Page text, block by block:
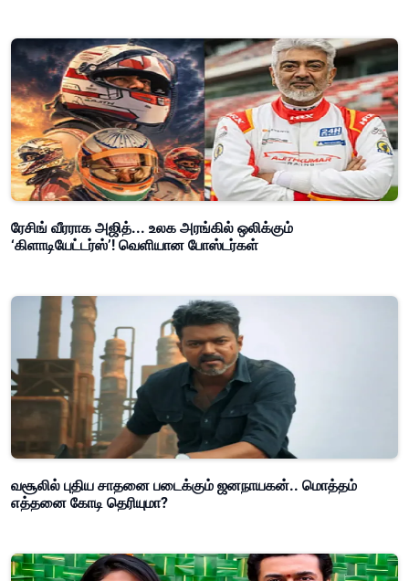
ரேசிங் வீரராக அஜித்... உலக அரங்கில் ஒலிக்கும்
‘கிளாடியேட்டர்ஸ்’! வெளியான போஸ்டர்கள்
வசூலில் புதிய சாதனை படைக்கும் ஜனநாயகன்.. மொத்தம்
எத்தனை கோடி தெரியுமா?